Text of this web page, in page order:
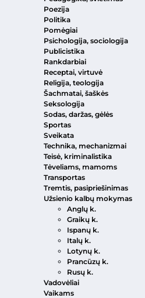
Poezija
Politika
Pomėgiai
Psichologija, sociologija
Publicistika
Rankdarbiai
Receptai, virtuvė
Religija, teologija
Šachmatai, šaškės
Seksologija
Sodas, daržas, gėlės
Sportas
Sveikata
Technika, mechanizmai
Teisė, kriminalistika
Tėveliams, mamoms
Transportas
Tremtis, pasipriešinimas
Užsienio kalbų mokymas
Anglų k.
Graikų k.
Ispanų k.
Italų k.
Lotynų k.
Prancūzų k.
Rusų k.
Vadovėliai
Vaikams